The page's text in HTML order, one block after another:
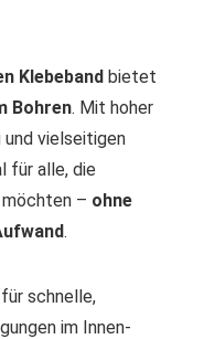
Klebeband bietet
Bohren. Mit hoher
vielseitigen
für alle, die
– ohne
.
schnelle,
im Innen-